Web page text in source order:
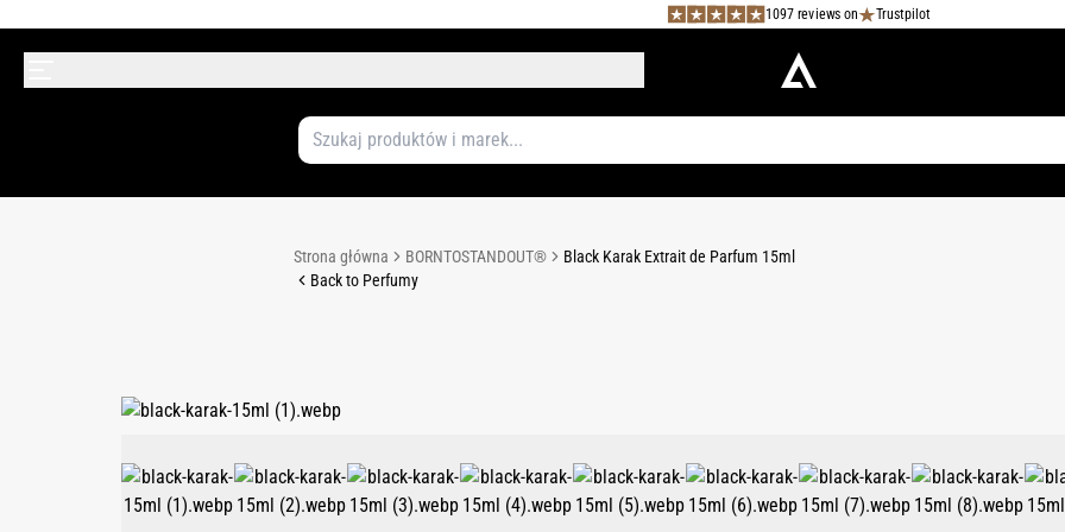
1097 reviews on Trustpilot
Strona główna BORNTOSTANDOUT®
Black Karak Extrait de Parfum 15ml
Back to Perfumy